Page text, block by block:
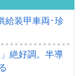
給装甲車両･珍
絶好調。半導